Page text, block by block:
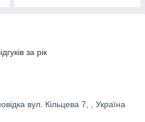
за рік
вул. Кільцева 7, , Україна